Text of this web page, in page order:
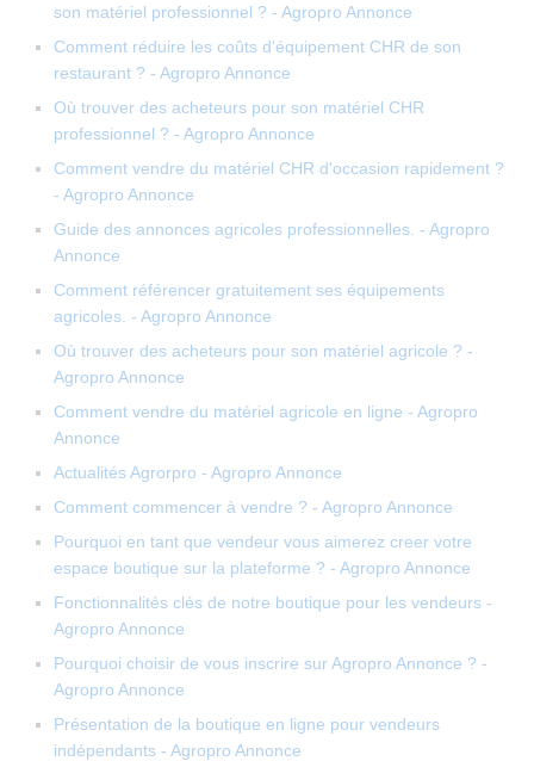
son matériel professionnel ? - Agropro Annonce
Comment réduire les coûts d'équipement CHR de son
restaurant ? - Agropro Annonce
Où trouver des acheteurs pour son matériel CHR
professionnel ? - Agropro Annonce
Comment vendre du matériel CHR d'occasion rapidement ?
- Agropro Annonce
Guide des annonces agricoles professionnelles. - Agropro
Annonce
Comment référencer gratuitement ses équipements
agricoles. - Agropro Annonce
Où trouver des acheteurs pour son matériel agricole ? -
Agropro Annonce
Comment vendre du matériel agricole en ligne - Agropro
Annonce
Actualités Agrorpro - Agropro Annonce
Comment commencer à vendre ? - Agropro Annonce
Pourquoi en tant que vendeur vous aimerez creer votre
espace boutique sur la plateforme ? - Agropro Annonce
Fonctionnalités clés de notre boutique pour les vendeurs -
Agropro Annonce
Pourquoi choisir de vous inscrire sur Agropro Annonce ? -
Agropro Annonce
Présentation de la boutique en ligne pour vendeurs
indépendants - Agropro Annonce